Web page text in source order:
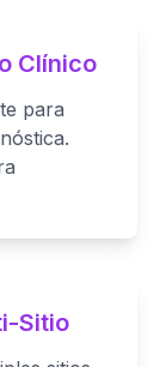
Clínico
para
Sitio